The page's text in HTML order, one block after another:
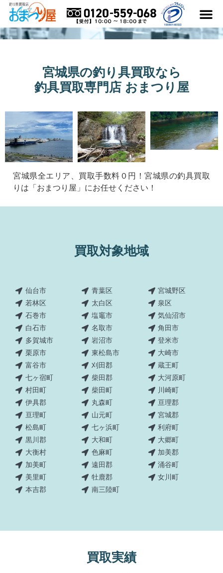
宮城県の釣り具買取なら
釣具買取専門店 おまつり屋
宮城県全エリア、買取手数料０円！宮城県の釣具買取
りは「おまつり屋」にお任せください！
買取対象地域
仙台市 青葉区
宮城野区
若林区
太白区
泉区
石巻市
塩竈市
気仙沼市
白石市
名取市
角田市
多賀城市
岩沼市
登米市
栗原市
東松島市
大崎市
富谷市
刈田郡
蔵王町
七ヶ宿町
柴田郡
大河原町
村田町
柴田町
川崎町
伊具郡
丸森町
亘理郡
亘理町
山元町
宮城郡
松島町
七ヶ浜町
利府町
黒川郡
大和町
大郷町
大衡村
色麻町
加美郡
加美町
遠田郡
涌谷町
美里町
牡鹿郡
女川町
本吉郡
南三陸町
買取実績